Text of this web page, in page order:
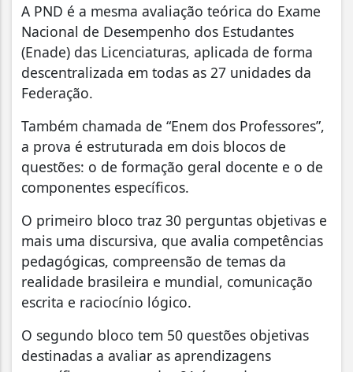
A PND é a mesma avaliação teórica do Exame
Nacional de Desempenho dos Estudantes
(Enade) das Licenciaturas, aplicada de forma
descentralizada em todas as 27 unidades da
Federação.
Também chamada de “Enem dos Professores”,
a prova é estruturada em dois blocos de
questões: o de formação geral docente e o de
componentes específicos.
O primeiro bloco traz 30 perguntas objetivas e
mais uma discursiva, que avalia competências
pedagógicas, compreensão de temas da
realidade brasileira e mundial, comunicação
escrita e raciocínio lógico.
O segundo bloco tem 50 questões objetivas
destinadas a avaliar as aprendizagens